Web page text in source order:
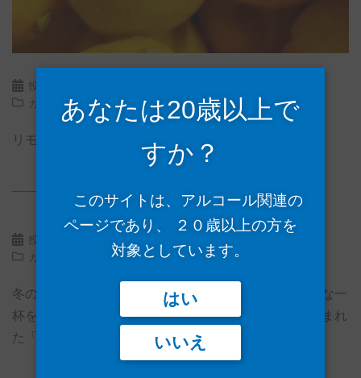
投稿日:
カテゴリー:
ブログ
リモンチェッロ 鞆の浦リモンチーノ
投稿日: 2024年11月29日
カテゴリー:
ブログ、レシピ
冬の寒さが厳しくなるこの季節、心も体も温まる特別な一
杯を楽しみたいと思いませんか？広島県の鞆の浦で生まれ
た「鞆 […]
あなたは20歳以上で
すか？
このサイトは、アルコール関連の
ページであり、 ２０歳以上の方を
対象としています。
はい
いいえ